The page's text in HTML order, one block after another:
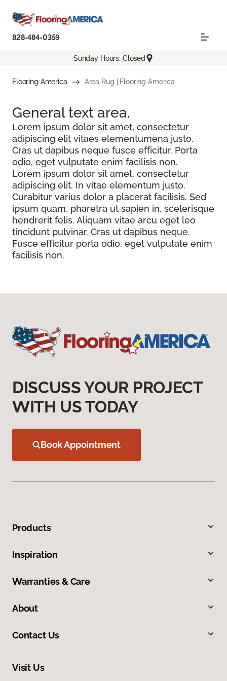
828-484-0359
Sunday Hours: Closed
Flooring America Area Rug | Flooring America
General text area.
Lorem ipsum dolor sit amet, consectetur
adipiscing elit vitaes elementumena justo.
Cras ut dapibus neque fusce efficitur. Porta
odio, eget vulputate enim facilisis non.
Lorem ipsum dolor sit amet, consectetur
adipiscing elit. In vitae elementum justo.
Curabitur varius dolor a placerat facilisis. Sed
ipsum quam, pharetra ut sapien in, scelerisque
hendrerit felis. Aliquam vitae arcu eget leo
tincidunt pulvinar. Cras ut dapibus neque.
Fusce efficitur porta odio, eget vulputate enim
facilisis non.
DISCUSS YOUR PROJECT
WITH US TODAY
Book Appointment
Products
Inspiration
Warranties & Care
About
Contact Us
Visit Us